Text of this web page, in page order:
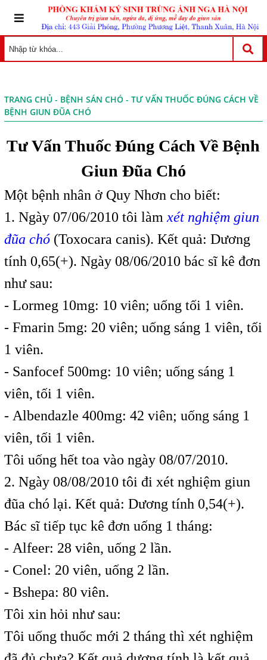
TRANG CHỦ- BỆNH SÁN CHÓ- TƯ VẤN THUỐC ĐÚNG CÁCH VỀ
BỆNH GIUN ĐŨA CHÓ
Tư Vấn Thuốc Đúng Cách Về Bệnh
Giun Đũa Chó
Một bệnh nhân ở Quy Nhơn cho biết:
1. Ngày 07/06/2010 tôi làm xét nghiệm giun
đũa chó(Toxocara canis). Kết quả: Dương
tính 0,65(+). Ngày 08/06/2010 bác sĩ kê đơn
như sau:
- Lormeg 10mg: 10 viên; uống tối 1 viên.
- Fmarin 5mg: 20 viên; uống sáng 1 viên, tối
1 viên.
- Sanfocef 500mg: 10 viên; uống sáng 1
viên, tối 1 viên.
- Albendazle 400mg: 42 viên; uống sáng 1
viên, tối 1 viên.
Tôi uống hết toa vào ngày 08/07/2010.
2. Ngày 08/08/2010 tôi đi xét nghiệm giun
đũa chó lại. Kết quả: Dương tính 0,54(+).
Bác sĩ tiếp tục kê đơn uống 1 tháng:
- Alfeer: 28 viên, uống 2 lần.
- Conel: 20 viên, uống 2 lần.
- Bshepa: 80 viên.
Tôi xin hỏi như sau:
Tôi uống thuốc mới 2 tháng thì xét nghiệm